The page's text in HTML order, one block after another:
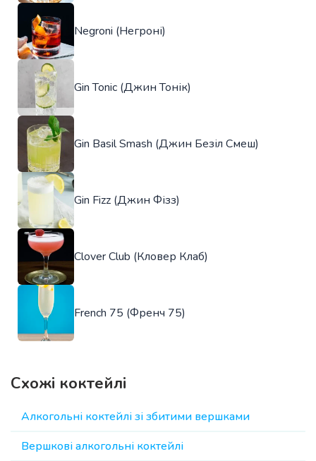
Negroni (Негроні)
Gin Tonic (Джин Тонік)
Gin Basil Smash (Джин Безіл Смеш)
Gin Fizz (Джин Фізз)
Clover Club (Кловер Клаб)
French 75 (Френч 75)
Схожі коктейлі
Алкогольні коктейлі зі збитими вершками
Вершкові алкогольні коктейлі